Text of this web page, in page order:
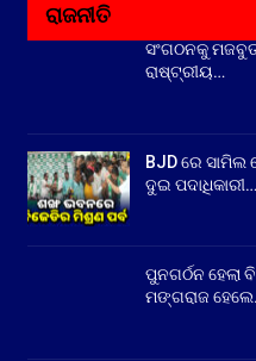
ରାଜନୀତି
ସଂଗଠନକୁ
ରାଷ୍ଟ୍ରୀୟ…
BJD ରେ ସାମିଲ
ଦୁଇ ପଦାଧିକାରୀ…
ପୁନଗର୍ଠନ ହେଲା
ମଙ୍ଗରାଜ